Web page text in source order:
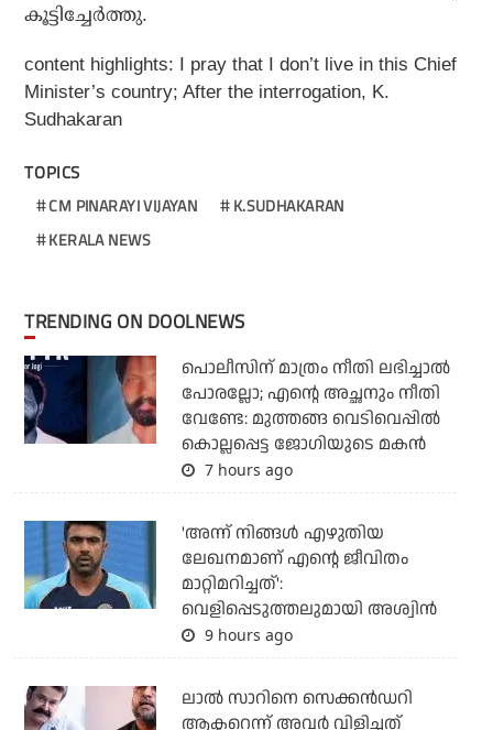
കൂട്ടിച്ചേര്‍ത്തു.
content highlights:
I pray that I don’t live in this Chief
Minister’s country; After the interrogation, K.
Sudhakaran
TOPICS
CM PINARAYI VIJAYAN
K.SUDHAKARAN
KERALA NEWS
TRENDING ON DOOLNEWS
പൊലീസിന് മാത്രം നീതി ലഭിച്ചാല്‍
പോരല്ലോ; എന്റെ അച്ഛനും നീതി
വേണ്ടേ: മുത്തങ്ങ വെടിവെപ്പില്‍
കൊല്ലപ്പെട്ട ജോഗിയുടെ മകന്‍
7 hours ago
'അന്ന് നിങ്ങള്‍ എഴുതിയ
ലേഖനമാണ് എന്റെ ജീവിതം
മാറ്റിമറിച്ചത്':
വെളിപ്പെടുത്തലുമായി അശ്വിന്‍
9 hours ago
ലാല്‍ സാറിനെ സെക്കന്‍ഡറി
ആക്ടറെന്ന് അവര്‍ വിളിച്ചത്